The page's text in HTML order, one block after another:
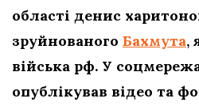
області денис
зруйнованого Бахмута,
війська рф. У
опублікував відео та